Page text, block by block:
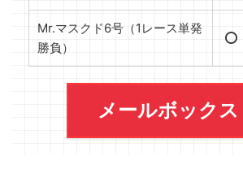
Mr.マスクド6号（1レース単発
勝負）
⭕️
メールボックス